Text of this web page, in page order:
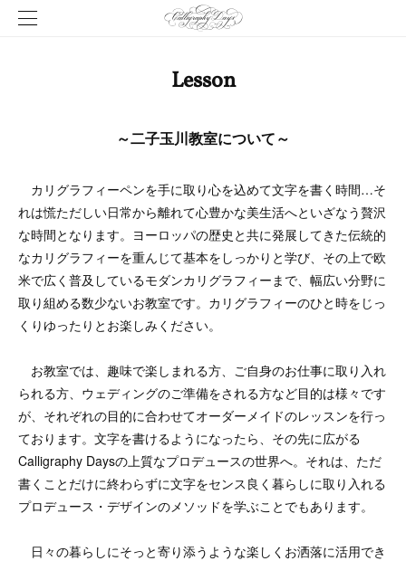
Lesson
～二子玉川教室について～
カリグラフィーペンを手に取り心を込めて文字を書く時間…そ
れは慌ただしい日常から離れて心豊かな美生活へといざなう贅沢
な時間となります。ヨーロッパの歴史と共に発展してきた伝統的
なカリグラフィーを重んじて基本をしっかりと学び、その上で欧
米で広く普及しているモダンカリグラフィーまで、幅広い分野に
取り組める数少ないお教室です。カリグラフィーのひと時をじっ
くりゆったりとお楽しみください。
お教室では、趣味で楽しまれる方、ご自身のお仕事に取り入れ
られる方、ウェディングのご準備をされる方など目的は様々です
が、それぞれの目的に合わせてオーダーメイドのレッスンを行っ
ております。文字を書けるようになったら、その先に広がる
Calligraphy Daysの上質なプロデュースの世界へ。それは、ただ
書くことだけに終わらずに文字をセンス良く暮らしに取り入れる
プロデュース・デザインのメソッドを学ぶことでもあります。
日々の暮らしにそっと寄り添うような楽しくお洒落に活用でき